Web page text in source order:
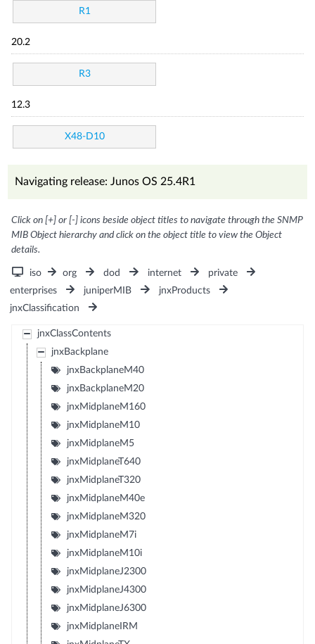
R1
20.2
R3
12.3
X48-D10
Navigating release: Junos OS 25.4R1
Click on [+] or [-] icons beside object titles to navigate through the SNMP
MIB Object hierarchy and click on the object title to view the Object
details.
iso org dod internet
private
enterprises
juniperMIB
jnxProducts
jnxClassification
jnxClassContents
jnxBackplane
jnxBackplaneM40
jnxBackplaneM20
jnxMidplaneM160
jnxMidplaneM10
jnxMidplaneM5
jnxMidplaneT640
jnxMidplaneT320
jnxMidplaneM40e
jnxMidplaneM320
jnxMidplaneM7i
jnxMidplaneM10i
jnxMidplaneJ2300
jnxMidplaneJ4300
jnxMidplaneJ6300
jnxMidplaneIRM